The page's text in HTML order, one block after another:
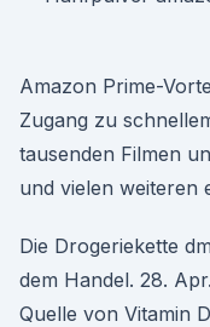
Amazon Prime-
Zugang zu
tausenden Filmen
und vielen weiteren
Die Drogeriekette
dem Handel. 28.
Quelle von Vitamin